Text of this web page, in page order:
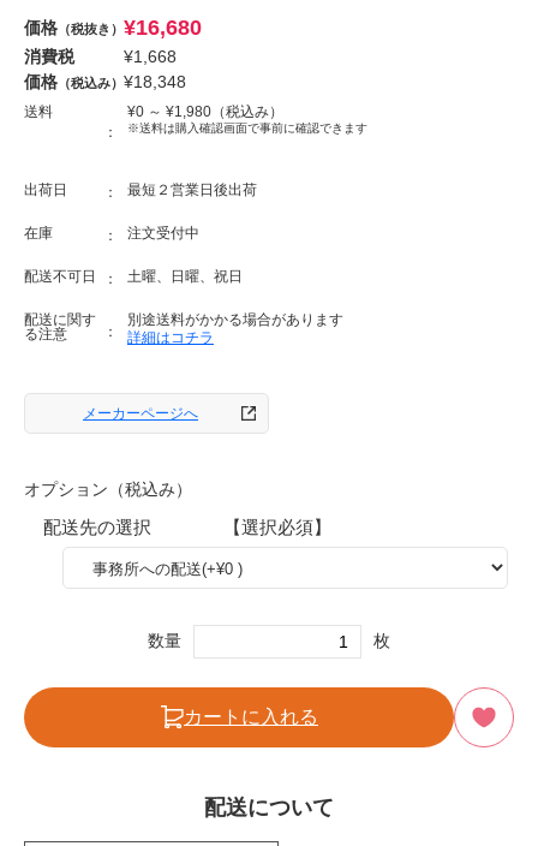
価格 （税抜き） ¥16,680
消費税 ¥1,668
価格 （税込み） ¥18,348
送料 ¥0 ～ ¥1,980 （税込み）
※送料は購入確認画面で事前に確認できます
出荷日 最短２営業日後出荷
在庫 注文受付中
配送不可日 土曜、日曜、祝日
配送に関す
る注意
別途送料がかかる場合があります
詳細はコチラ
メーカーページへ
オプション（税込み）
配送先の選択 【選択必須】
数量 枚
カートに入れる
配送について